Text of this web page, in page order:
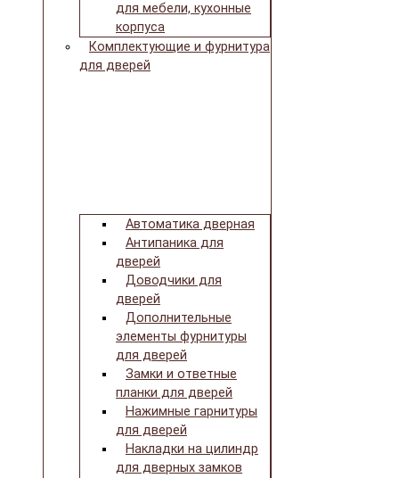
для мебели, кухонные
корпуса
Комплектующие и фурнитура
для дверей
Автоматика дверная
Антипаника для
дверей
Доводчики для
дверей
Дополнительные
элементы фурнитуры
для дверей
Замки и ответные
планки для дверей
Нажимные гарнитуры
для дверей
Накладки на цилиндр
для дверных замков